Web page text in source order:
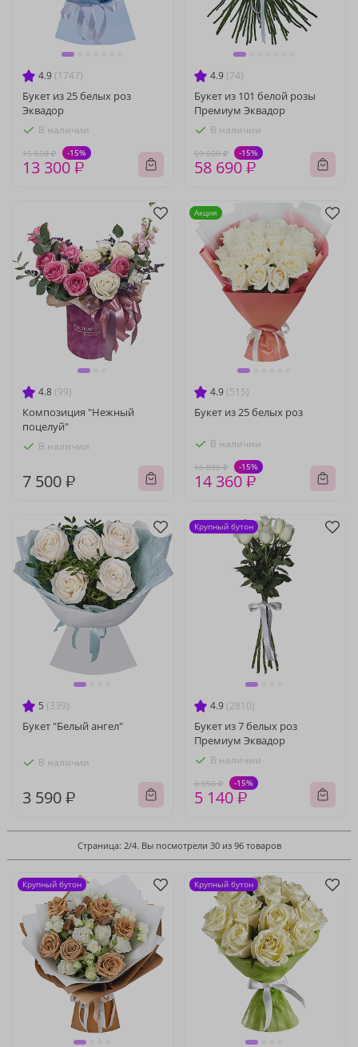
4.9 (1747)
Букет из 25 белых роз
Эквадор
В наличии
15 650 ₽ -15%
13 300 ₽
4.9 (74)
Букет из 101 белой розы
Премиум Эквадор
В наличии
69 050 ₽ -15%
58 690 ₽
4.8 (99)
Композиция "Нежный
поцелуй"
В наличии
7 500 ₽
4.9 (515)
Букет из 25 белых роз
В наличии
16 890 ₽ -15%
14 360 ₽
Акция
5 (339)
Букет "Белый ангел"
В наличии
3 590 ₽
4.9 (2810)
Букет из 7 белых роз
Премиум Эквадор
В наличии
6 050 ₽ -15%
5 140 ₽
Крупный бутон
Страница: 2/4. Вы посмотрели 30 из 96 товаров
Крупный бутон Крупный бутон